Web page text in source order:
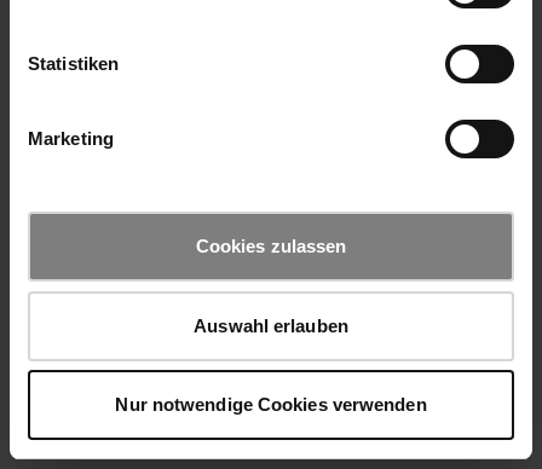
Statistiken
Marketing
Cookies zulassen
Auswahl erlauben
Nur notwendige Cookies verwenden